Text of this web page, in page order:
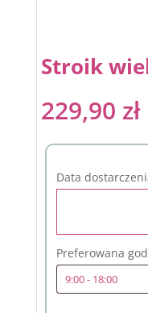
Stroik
229,90 zł
Data
Preferowana